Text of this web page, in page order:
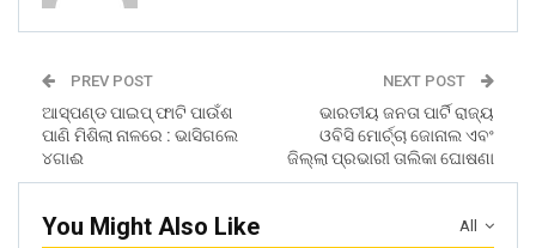
PREV POST
ଆସ୍‌ପଣ୍ଡ ପାଇପ୍ ଫାଟି ପାଉଁଶ
ପାଣି ମିଶିଲା ନାଳରେ : ଭାସିଗଲେ
୪ଗାଈ
NEXT POST
ଭାରତୀୟ ଜନତା ପାର୍ଟି ରାଜ୍ୟ
ଓବିସି ମୋର୍ଚ୍ଚା ଜୋନାଲ ଏବଂ
ଜିଲ୍ଲା ପ୍ରଭାରୀ ତାଲିକା ଘୋଷଣା
All
You Might Also Like